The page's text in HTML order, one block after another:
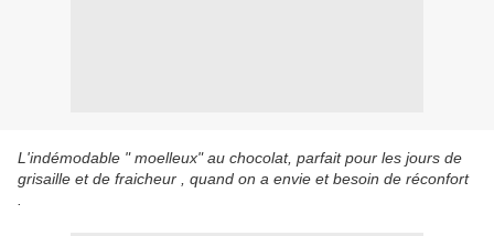
L'indémodable " moelleux" au chocolat, parfait pour les jours de
grisaille et de fraicheur , quand on a envie et besoin de réconfort